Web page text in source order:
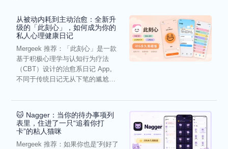
从被动内耗到主动治愈：全新升
级的「此刻心」，如何成为你的
私人心理健康日记
Mergeek 推荐：「此刻心」是一款
基于积极心理学与认知行为疗法
（CBT）设计的治愈系日记 App。
不同于传统日记无从下笔的尴尬，
🐱 Nagger：当你的待办事项列
表里，住进了一只“追着你打
卡”的粘人猫咪
Mergeek 推荐：如果你也是“列好了